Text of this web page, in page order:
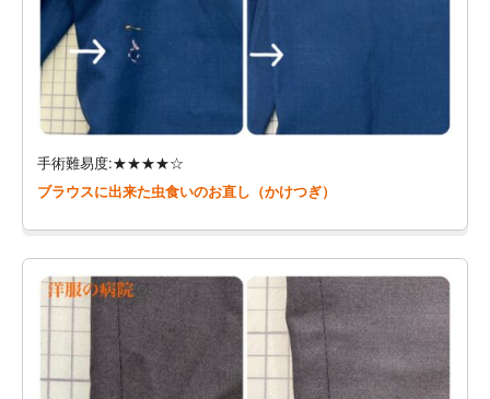
手術難易度:★★★★☆
ブラウスに出来た虫食いのお直し（かけつぎ）